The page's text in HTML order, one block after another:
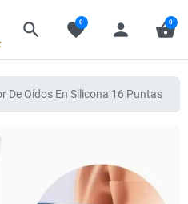
search favorite
0 person shopping_basket
0
De Oídos En Silicona 16 Puntas